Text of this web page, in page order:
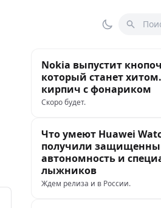
Поиск
Nokia выпустит
который станет
кирпич с фонариком
Скоро будет.
Что умеют Huawei
получили
автономность и
лыжников
Ждем релиза и в России.